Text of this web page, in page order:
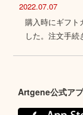
2022.07.07
購入時にギフト
した。注文手続
Artgene公式ア